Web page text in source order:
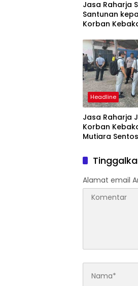
Jasa Raharja
Santunan
Korban
Headline
Jasa Raharja
Korban
Mutiara
Alamat email